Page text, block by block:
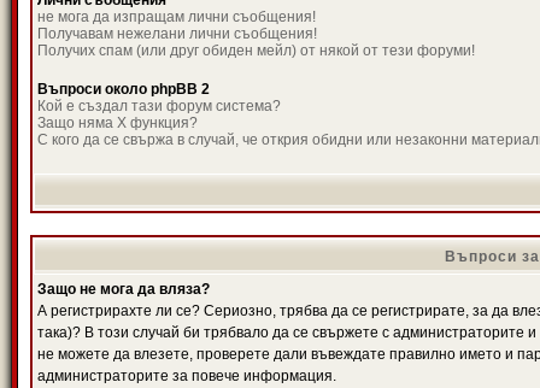
не мога да изпращам лични съобщения!
Получавам нежелани лични съобщения!
Получих спам (или друг обиден мейл) от някой от тези форуми!
Въпроси около phpBB 2
Кой е създал тази форум система?
Защо няма X функция?
С кого да се свържа в случай, че открия обидни или незаконни
Въпроси
Защо не мога да вляза?
А регистрирахте ли се? Сериозно, трябва да се регистрирате, за да
така)? В този случай би трябвало да се свържете с администраторите
не можете да влезете, проверете дали въвеждате правилно името и
администраторите за повече информация.